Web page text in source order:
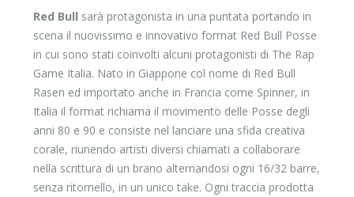
Red Bull sarà protagonista in una puntata portando in
scena il nuovissimo e innovativo format Red Bull Posse
in cui sono stati coinvolti alcuni protagonisti di The Rap
Game Italia. Nato in Giappone col nome di Red Bull
Rasen ed importato anche in Francia come Spinner, in
Italia il format richiama il movimento delle Posse degli
anni 80 e 90 e consiste nel lanciare una sfida creativa
corale, riunendo artisti diversi chiamati a collaborare
nella scrittura di un brano alternandosi ogni 16/32 barre,
senza ritornello, in un unico take. Ogni traccia prodotta